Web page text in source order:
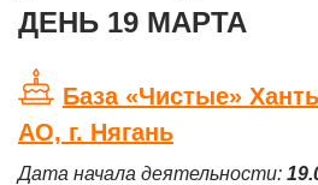
ДЕНЬ 19 МАРТА
База «Чистые»
АО, г. Нягань
Дата начала деятельности: